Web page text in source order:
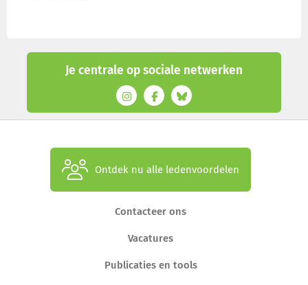
Je centrale op sociale netwerken
Ontdek nu alle ledenvoordelen
Contacteer ons
Vacatures
Publicaties en tools